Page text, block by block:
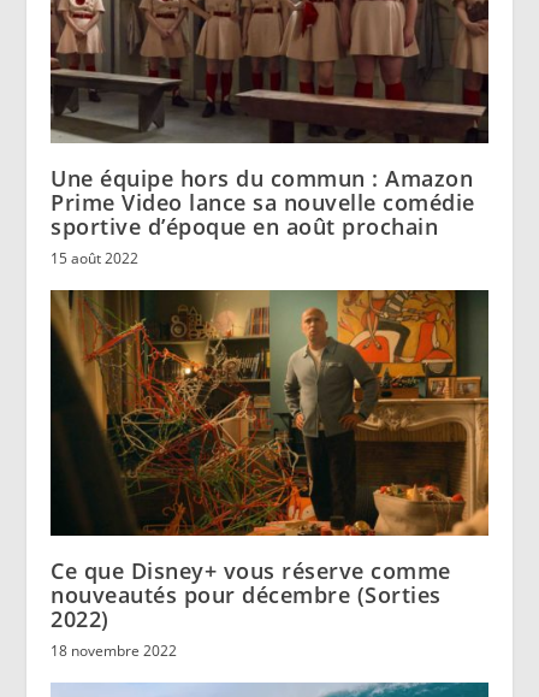
Une équipe hors du commun : Amazon
Prime Video lance sa nouvelle comédie
sportive d’époque en août prochain
15 août 2022
Ce que Disney+ vous réserve comme
nouveautés pour décembre (Sorties
2022)
18 novembre 2022